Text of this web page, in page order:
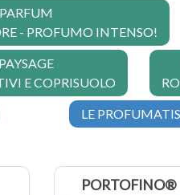
- PROFUMO INTENSO!
E COPRISUOLO
LE
PORTOFINO®